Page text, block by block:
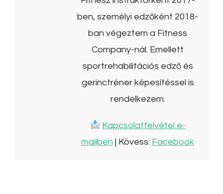
ben, személyi edzőként 2018-
ban végeztem a Fitness
Company-nál. Emellett
sportrehabilitációs edző és
gerinctréner képesítéssel is
rendelkezem.
Kapcsolatfelvétel e-
mailben | Kövess: Facebook